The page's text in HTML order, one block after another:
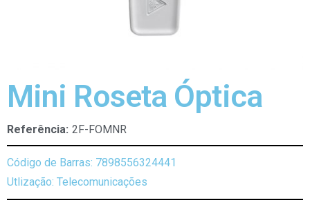
Mini Roseta Óptica
Referência: 2F-FOMNR
Código de Barras: 7898556324441
Utlização: Telecomunicações